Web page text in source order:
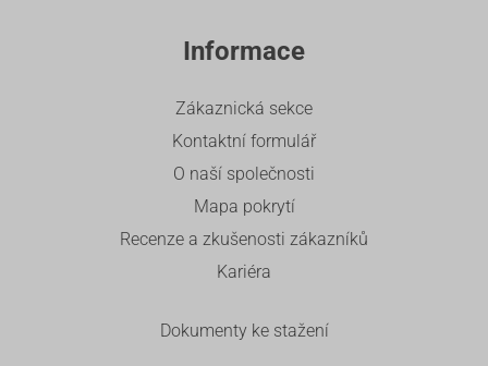
Informace
Zákaznická sekce
Kontaktní formulář
O naší společnosti
Mapa pokrytí
Recenze a zkušenosti zákazníků
Kariéra
Dokumenty ke stažení